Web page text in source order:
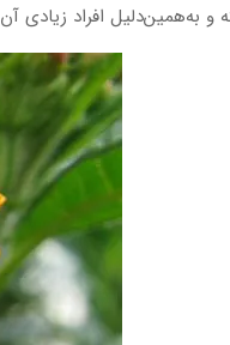
و به‌همین‌دلیل افراد زیادی